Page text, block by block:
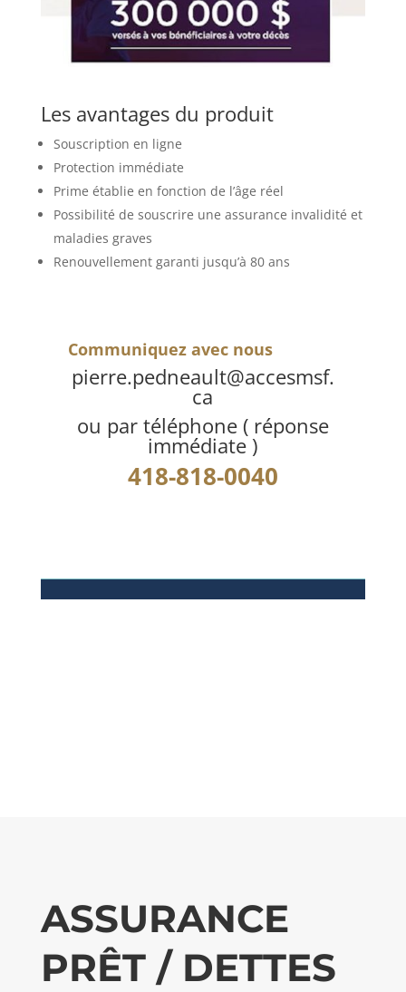
Les avantages du produit
Souscription en ligne
Protection immédiate
Prime établie en fonction de l’âge réel
Possibilité de souscrire une assurance invalidité et
maladies graves
Renouvellement garanti jusqu’à 80 ans
Communiquez avec nous
pierre.pedneault@accesmsf.
ca
ou par téléphone ( réponse
immédiate )
418-818-0040
ASSURANCE
PRÊT / DETTES